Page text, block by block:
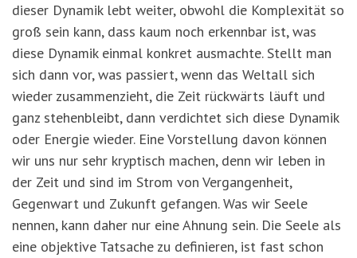
dieser Dynamik lebt weiter, obwohl die Komplexität so
groß sein kann, dass kaum noch erkennbar ist, was
diese Dynamik einmal konkret ausmachte. Stellt man
sich dann vor, was passiert, wenn das Weltall sich
wieder zusammenzieht, die Zeit rückwärts läuft und
ganz stehenbleibt, dann verdichtet sich diese Dynamik
oder Energie wieder. Eine Vorstellung davon können
wir uns nur sehr kryptisch machen, denn wir leben in
der Zeit und sind im Strom von Vergangenheit,
Gegenwart und Zukunft gefangen. Was wir Seele
nennen, kann daher nur eine Ahnung sein. Die Seele als
eine objektive Tatsache zu definieren, ist fast schon